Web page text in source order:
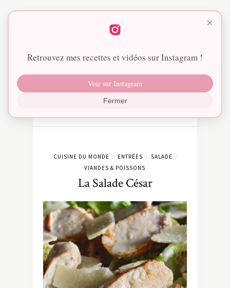
CUISINE DU MONDE / ENTRÉES / SALADE /
VIANDES & POISSONS
La Salade César
×
Retrouvez mes recettes et vidéos sur Instagram !
Voir sur Instagram
Fermer